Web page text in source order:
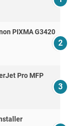
PIXMA G3420
Pro MFP